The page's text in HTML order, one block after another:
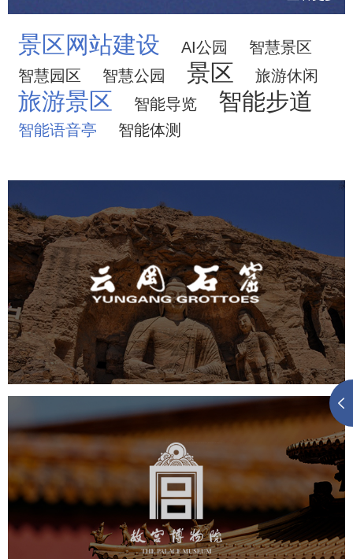
景区网站建设 AI公园
智慧景区
智慧园区
智慧公园 景区 旅游休闲
旅游景区 智能导览 智能步道
智能语音亭 智能体测
云冈石窟
旅游休闲 景区网站建设 品牌官网
网页设计
景区
故宫博物院
文化艺术 博物馆 智慧博物馆
博物馆网站建设
景区网站建设
文创商城 万能专题 网站代运营